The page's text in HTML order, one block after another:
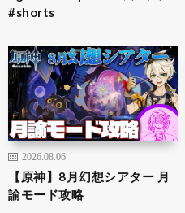
#shorts
2026.08.06
【原神】8月幻想シアター 月
諭モード攻略